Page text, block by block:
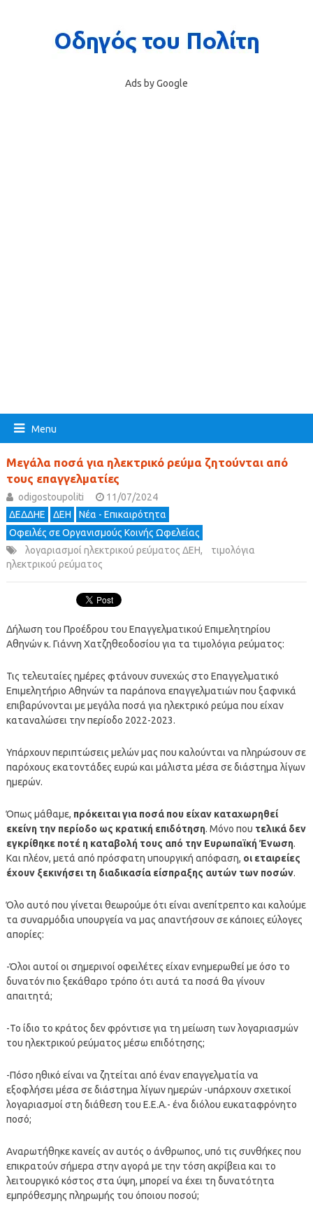
Ads by Google
Menu
Μεγάλα ποσά για ηλεκτρικό ρεύμα ζητούνται από
τους επαγγελματίες
odigostoupoliti
11/07/2024
ΔΕΔΔΗΕ
ΔΕΗ
Νέα - Επικαιρότητα
Οφειλές σε Οργανισμούς Κοινής Ωφελείας
λογαριασμοί ηλεκτρικού ρεύματος ΔΕΗ,
τιμολόγια
ηλεκτρικού ρεύματος
Δήλωση του Προέδρου του Επαγγελματικού Επιμελητηρίου
Αθηνών κ. Γιάννη Χατζηθεοδοσίου για τα τιμολόγια ρεύματος:
Τις τελευταίες ημέρες φτάνουν συνεχώς στο Επαγγελματικό
Επιμελητήριο Αθηνών τα παράπονα επαγγελματιών που ξαφνικά
επιβαρύνονται με μεγάλα ποσά για ηλεκτρικό ρεύμα που είχαν
καταναλώσει την περίοδο 2022-2023.
Υπάρχουν περιπτώσεις μελών μας που καλούνται να πληρώσουν σε
παρόχους εκατοντάδες ευρώ και μάλιστα μέσα σε διάστημα λίγων
ημερών.
Όπως μάθαμε, πρόκειται για ποσά που είχαν καταχωρηθεί
εκείνη την περίοδο ως κρατική επιδότηση. Μόνο που τελικά δεν
εγκρίθηκε ποτέ η καταβολή τους από την Ευρωπαϊκή Ένωση.
Και πλέον, μετά από πρόσφατη υπουργική απόφαση, οι εταιρείες
έχουν ξεκινήσει τη διαδικασία είσπραξης αυτών των ποσών.
Όλο αυτό που γίνεται θεωρούμε ότι είναι ανεπίτρεπτο και καλούμε
τα συναρμόδια υπουργεία να μας απαντήσουν σε κάποιες εύλογες
απορίες:
-Όλοι αυτοί οι σημερινοί οφειλέτες είχαν ενημερωθεί με όσο το
δυνατόν πιο ξεκάθαρο τρόπο ότι αυτά τα ποσά θα γίνουν
απαιτητά;
-Το ίδιο το κράτος δεν φρόντισε για τη μείωση των λογαριασμών
του ηλεκτρικού ρεύματος μέσω επιδότησης;
-Πόσο ηθικό είναι να ζητείται από έναν επαγγελματία να
εξοφλήσει μέσα σε διάστημα λίγων ημερών -υπάρχουν σχετικοί
λογαριασμοί στη διάθεση του Ε.Ε.Α.- ένα διόλου ευκαταφρόνητο
ποσό;
Αναρωτήθηκε κανείς αν αυτός ο άνθρωπος, υπό τις συνθήκες που
επικρατούν σήμερα στην αγορά με την τόση ακρίβεια και το
λειτουργικό κόστος στα ύψη, μπορεί να έχει τη δυνατότητα
εμπρόθεσμης πληρωμής του όποιου ποσού;